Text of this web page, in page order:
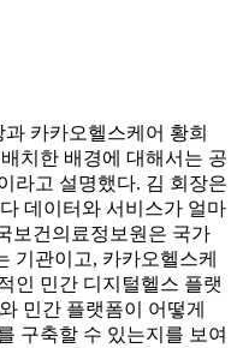
카카오헬스케어 황희
치한 배경에 대해서는 공
라고 설명했다. 김 회장은
데이터와 서비스가 얼마
보건의료정보원은 국가
기관이고, 카카오헬스케
인 민간 디지털헬스 플랫
민간 플랫폼이 어떻게
구축할 수 있는지를 보여